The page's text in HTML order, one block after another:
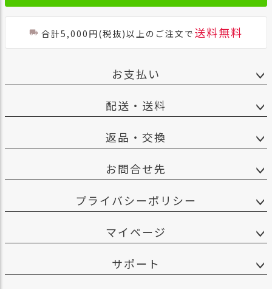
合計5,000円(税抜)以上のご注文で 送料無料
お支払い
配送・送料
返品・交換
お問合せ先
プライバシーポリシー
マイページ
サポート